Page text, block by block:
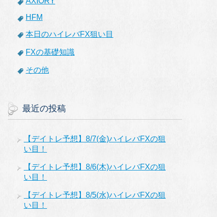
HFM
本日のハイレバFX狙い目
FXの基礎知識
その他
最近の投稿
【デイトレ予想】8/7(金)ハイレバFXの狙
い目！
【デイトレ予想】8/6(木)ハイレバFXの狙
い目！
【デイトレ予想】8/5(水)ハイレバFXの狙
い目！